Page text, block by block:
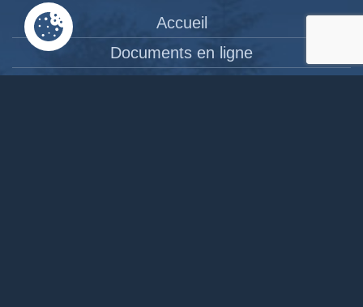
Accueil
Documents en ligne